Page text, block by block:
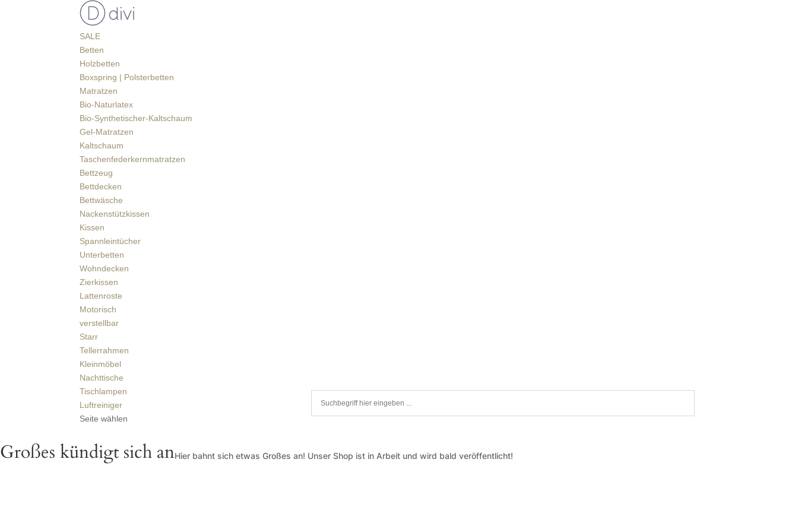
SALE
Betten
Holzbetten
Boxspring | Polsterbetten
Matratzen
Bio-Naturlatex
Bio-Synthetischer-Kaltschaum
Gel-Matratzen
Kaltschaum
Taschenfederkernmatratzen
Bettzeug
Bettdecken
Bettwäsche
Nackenstützkissen
Kissen
Spannleintücher
Unterbetten
Wohndecken
Zierkissen
Lattenroste
Motorisch
verstellbar
Starr
Tellerrahmen
Kleinmöbel
Nachttische
Tischlampen
Luftreiniger
Seite wählen
Großes kündigt sich anHier bahnt sich etwas Großes an! Unser Shop ist in Arbeit und wird bald veröffentlicht!